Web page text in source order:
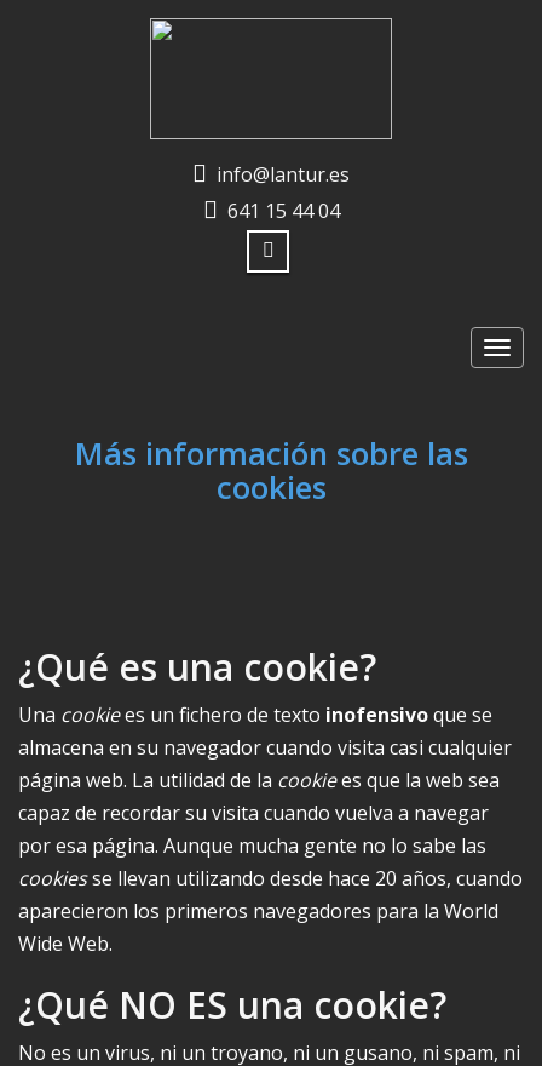
info@lantur.es
641 15 44 04
la
Más información sobre las
cookies
¿Qué es una cookie?
Una cookiees un fichero de texto inofensivoque se
almacena en su navegador cuando visita casi cualquier
página web. La utilidad de la cookiees que la web sea
capaz de recordar su visita cuando vuelva a navegar
por esa página. Aunque mucha gente no lo sabe las
cookiesse llevan utilizando desde hace 20 años, cuando
aparecieron los primeros navegadores para la World
Wide Web.
¿Qué NO ES una cookie?
No es un virus, ni un troyano, ni un gusano, ni spam, ni